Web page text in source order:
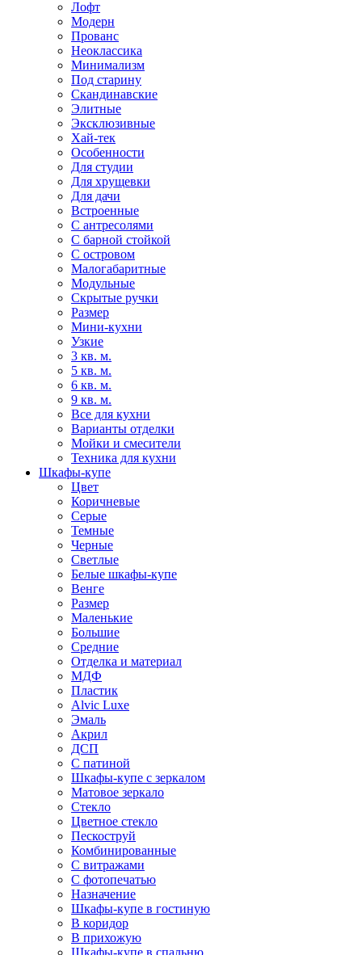
Лофт
Модерн
Прованс
Неоклассика
Минимализм
Под старину
Скандинавские
Элитные
Эксклюзивные
Хай-тек
Особенности
Для студии
Для хрущевки
Для дачи
Встроенные
С антресолями
С барной стойкой
С островом
Малогабаритные
Модульные
Скрытые ручки
Размер
Мини-кухни
Узкие
3 кв. м.
5 кв. м.
6 кв. м.
9 кв. м.
Все для кухни
Варианты отделки
Мойки и смесители
Техника для кухни
Шкафы-купе
Цвет
Коричневые
Серые
Темные
Черные
Светлые
Белые шкафы-купе
Венге
Размер
Маленькие
Большие
Средние
Отделка и материал
МДФ
Пластик
Alvic Luxe
Эмаль
Акрил
ДСП
С патиной
Шкафы-купе с зеркалом
Матовое зеркало
Стекло
Цветное стекло
Пескоструй
Комбинированные
С витражами
С фотопечатью
Назначение
Шкафы-купе в гостиную
В коридор
В прихожую
Шкафы-купе в спальню